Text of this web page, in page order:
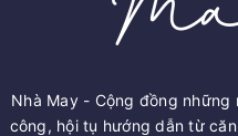
Nhà May - Cộng đồng
công, hội tụ hướng dẫn từ